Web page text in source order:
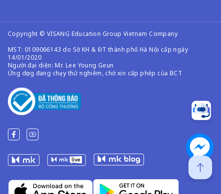
Copyright © VISANG Education Group Vietnam Company
MST: 0109066143 do Sở KH & ĐT thành phố Hà Nội cấp ngày
14/01/2020
Người đại diện: Mr. Lee Young Geun
Ứng dụng đang chạy thử nghiêm, chờ xin cấp phép của BCT